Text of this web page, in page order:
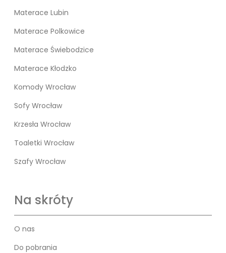
Materace Lubin
Materace Polkowice
Materace Świebodzice
Materace Kłodzko
Komody Wrocław
Sofy Wrocław
Krzesła Wrocław
Toaletki Wrocław
Szafy Wrocław
Na skróty
O nas
Do pobrania